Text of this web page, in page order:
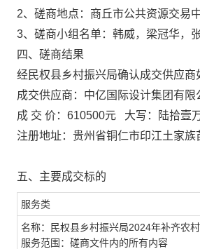
2、磋商地点：商丘市公共资源交易
3、磋商小组名单： 韩威，梁冠华，
四、磋商结果
经民权县乡村振兴局确认成交供应商
成交供应商：中亿国际设计集团有限
成 交 价： 610500元 大写：陆拾壹
注册地址：贵州省铜仁市印江土家
五、主要成交标的
服务类
名称： 民权县乡村振兴局2024年补齐农
服务范围：磋商文件内的所有内容